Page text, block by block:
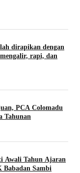
dirapikan dengan
rapi, dan
PCA Colomadu
Tahunan
Awali Tahun Ajaran
Babadan Sambi